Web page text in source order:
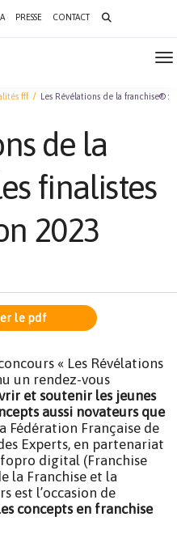
PRESSE CONTACT
Search
for:
fff
Les Révélations de la franchise® :
de la
finalistes
2023
le pdf
« Les Révélations
un rendez-vous
et soutenir les jeunes
aussi novateurs que
Fédération Française de
Experts, en partenariat
digital (Franchise
la Franchise et la
est l’occasion de
concepts en franchise